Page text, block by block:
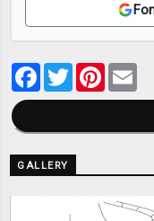
Facebook
Twitter
GALLERY